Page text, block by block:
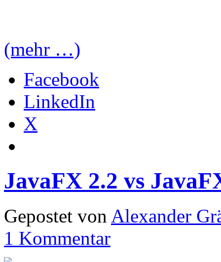
(mehr …)
Facebook
LinkedIn
X
JavaFX 2.2 vs
Gepostet von Alexander
1 Kommentar